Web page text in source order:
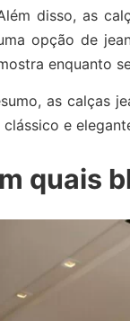
disso, as
opção de
enquanto
as calças
e
quais